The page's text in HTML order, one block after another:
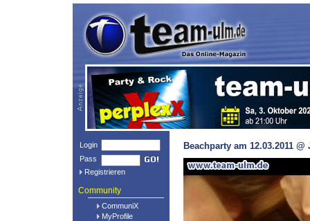
Login
Pass
Registrieren
Community
CommuniX
MyProfile
Beachparty am 12.03.2011